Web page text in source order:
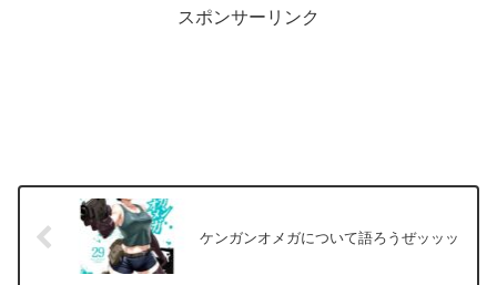
スポンサーリンク
ケンガンオメガについて語ろうぜッッッ